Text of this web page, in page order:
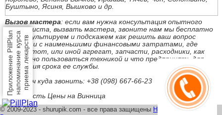
Приложение PillPlanнапоминание курсаприема лекарств
Буштыно, Ясиня, Вышково и др.
Вызов мастера: если вам нужна консультация опытного
специалиста, вызвать мастера, звоните нам мы бесплатно
проконсультируем и подскажем как решить ваш вопрос
быстро и с наименьшими финансовыми затратами, где
купить тот, или иной агрегат, запчасти, расходники, как
безопасно пользоваться техникой и что предпринять для
продления срока ее службы.
Под ключ куда звонить: +38 (098) 667-66-23
Стоимость Цены на Винница
© 2009-2023 - shurupik.com - все права защищены Написать нам|